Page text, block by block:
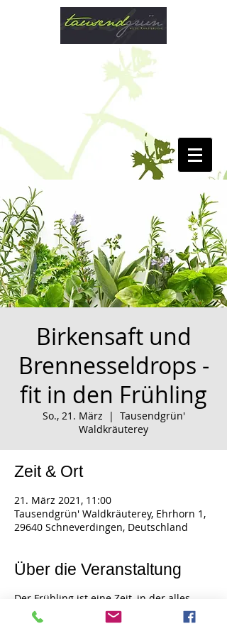
Birkensaft und
Brennesseldrops -
fit in den Frühling
So., 21. März
  |
Tausendgrün'
Waldkräuterey
Zeit & Ort
21. März 2021, 11:00
Tausendgrün' Waldkräuterey, Ehrhorn 1,
29640 Schneverdingen, Deutschland
Über die Veranstaltung
Der Frühling ist eine Zeit, in der alles
sprießt und wächst, und die unsere
Lebensgeister und den inneren